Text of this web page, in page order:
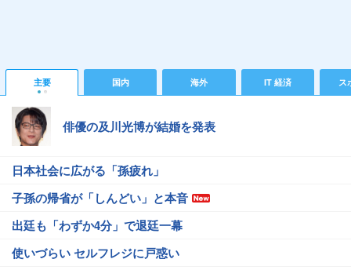
主要 国内 海外 IT 経済 ス
俳優の及川光博が結婚を発表
日本社会に広がる「孫疲れ」
子孫の帰省が「しんどい」と本音
出廷も「わずか4分」で退廷一幕
使いづらい セルフレジに戸惑い